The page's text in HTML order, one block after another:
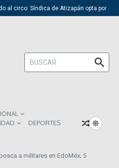
al circo: Síndica de Atizapán opta por el
Buscar:
DEPORTES
a militares en EdoMéx; 5